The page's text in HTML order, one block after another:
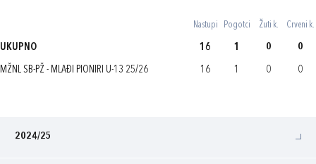
Nastupi Pogotci Žuti k. Crveni k.
UKUPNO 16 1 0 0
MŽNL SB-PŽ - MLAĐI PIONIRI U-13 25/26 16 1 0 0
2024/25